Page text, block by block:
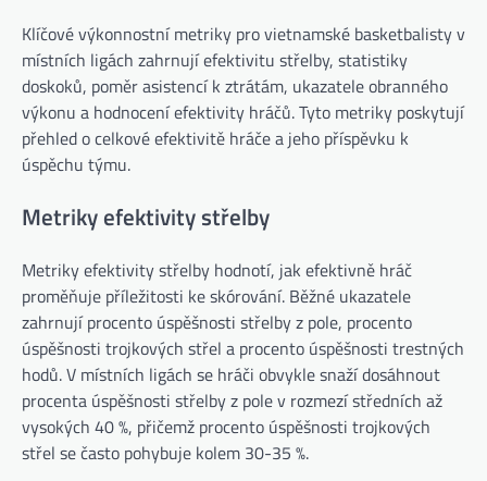
Klíčové výkonnostní metriky pro vietnamské basketbalisty v
místních ligách zahrnují efektivitu střelby, statistiky
doskoků, poměr asistencí k ztrátám, ukazatele obranného
výkonu a hodnocení efektivity hráčů. Tyto metriky poskytují
přehled o celkové efektivitě hráče a jeho příspěvku k
úspěchu týmu.
Metriky efektivity střelby
Metriky efektivity střelby hodnotí, jak efektivně hráč
proměňuje příležitosti ke skórování. Běžné ukazatele
zahrnují procento úspěšnosti střelby z pole, procento
úspěšnosti trojkových střel a procento úspěšnosti trestných
hodů. V místních ligách se hráči obvykle snaží dosáhnout
procenta úspěšnosti střelby z pole v rozmezí středních až
vysokých 40 %, přičemž procento úspěšnosti trojkových
střel se často pohybuje kolem 30-35 %.